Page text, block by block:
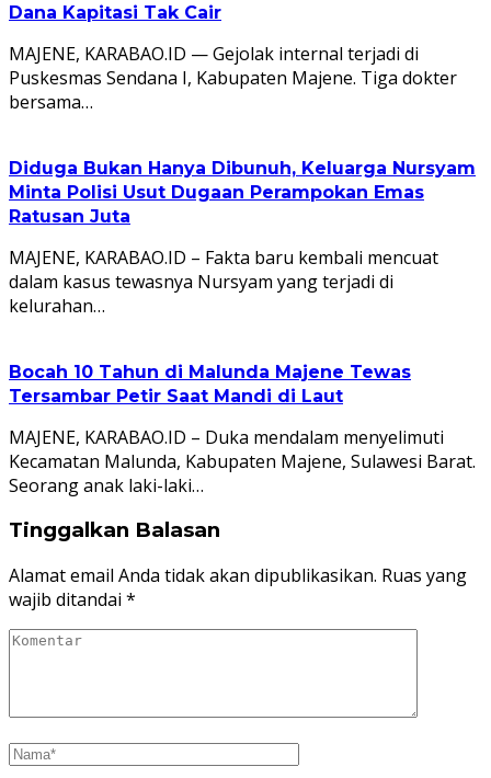
Dana Kapitasi Tak Cair
MAJENE, KARABAO.ID — Gejolak internal terjadi di
Puskesmas Sendana I, Kabupaten Majene. Tiga dokter
bersama…
Diduga Bukan Hanya Dibunuh, Keluarga Nursyam
Minta Polisi Usut Dugaan Perampokan Emas
Ratusan Juta
MAJENE, KARABAO.ID – Fakta baru kembali mencuat
dalam kasus tewasnya Nursyam yang terjadi di
kelurahan…
Bocah 10 Tahun di Malunda Majene Tewas
Tersambar Petir Saat Mandi di Laut
MAJENE, KARABAO.ID – Duka mendalam menyelimuti
Kecamatan Malunda, Kabupaten Majene, Sulawesi Barat.
Seorang anak laki-laki…
Tinggalkan Balasan
Alamat email Anda tidak akan dipublikasikan. Ruas yang
wajib ditandai *